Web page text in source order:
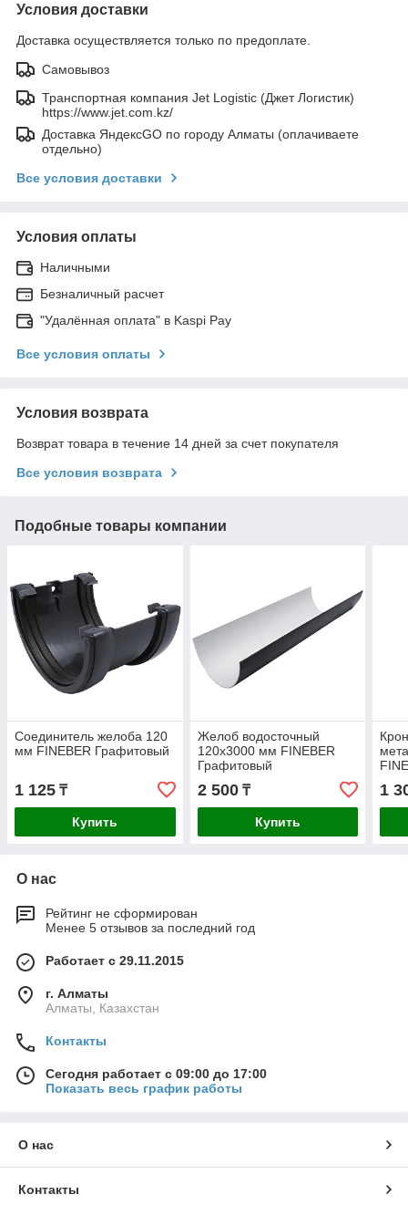
Условия доставки
Доставка осуществляется только по предоплате.
Самовывоз
Транспортная компания Jet Logistic (Джет Логистик)
https://www.jet.com.kz/
Доставка ЯндексGO по городу Алматы (оплачиваете
отдельно)
Все условия доставки
Условия оплаты
Наличными
Безналичный расчет
"Удалённая оплата" в Kaspi Pay
Все условия оплаты
Условия возврата
Возврат товара в течение 14 дней за счет покупателя
Все условия возврата
Подобные товары компании
Соединитель желоба 120
мм FINEBER Графитовый
1 125 ₸
Купить
Желоб водосточный
120x3000 мм FINEBER
Графитовый
2 500₸
Купить
1
О нас
Рейтинг не сформирован
Менее 5 отзывов за последний год
Работает с 29.11.2015
г. Алматы
Алматы, Казахстан
Контакты
Сегодня работает с 09:00 до 17:00
Показать весь график работы
О нас
Контакты